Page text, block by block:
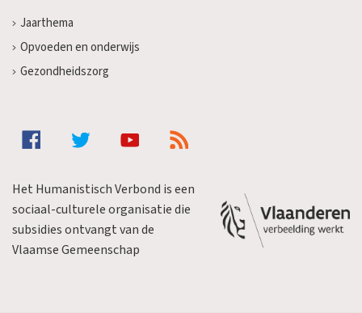
Jaarthema
Opvoeden en onderwijs
Gezondheidszorg
Het Humanistisch Verbond is een
sociaal-culturele organisatie die
subsidies ontvangt van de
Vlaamse Gemeenschap